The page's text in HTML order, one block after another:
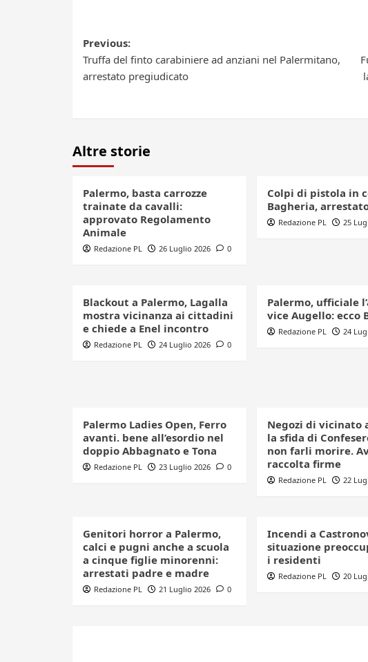
Post
navigation
Previous:
Truffa del finto carabiniere ad anziani nel Palermitano,
arrestato pregiudicato
Altre storie
Palermo, basta carrozze
trainate da cavalli:
approvato Regolamento
Animale
Redazione PL 26 Luglio 2026 0
Colpi di pistola in
Bagheria,
Redazione PL 25
Blackout a Palermo, Lagalla
mostra vicinanza ai cittadini
e chiede a Enel incontro
Redazione PL 24 Luglio 2026 0
Palermo, ufficiale
vice Augello: ecco
Redazione PL 24
Palermo Ladies Open, Ferro
avanti. bene all’esordio nel
doppio Abbagnato e Tona
Redazione PL 23 Luglio 2026 0
Negozi di vicinato
la sfida di
non farli morire.
raccolta firme
Redazione PL 22
Genitori horror a Palermo,
calci e pugni anche a scuola
a cinque figlie minorenni:
arrestati padre e madre
Redazione PL 21 Luglio 2026 0
Incendi a
situazione
i residenti
Redazione PL 20